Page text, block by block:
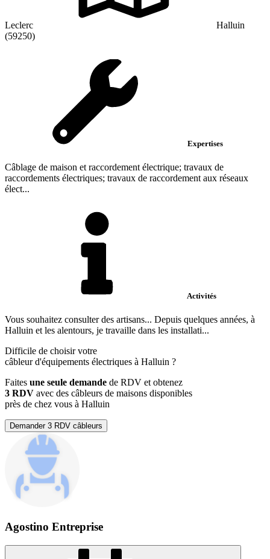
Leclerc
Halluin
(59250)
Expertises
Câblage de maison et raccordement électrique; travaux de
raccordements électriques; travaux de raccordement aux réseaux
élect...
Activités
Vous souhaitez consulter des artisans... Depuis quelques années, à
Halluin et les alentours, je travaille dans les installati...
Difficile de choisir votre
câbleur d'équipements électriques à Halluin ?
Faites une seule demande de RDV et obtenez
3 RDV avec des câbleurs de maisons disponibles
près de chez vous à Halluin
Demander 3 RDV câbleurs
Agostino Entreprise